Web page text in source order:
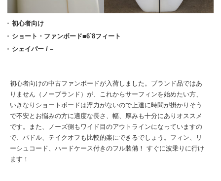
初心者向け
ショート・ファンボード■6`8フィート
シェイパー / –
初心者向けの中古ファンボードが入荷しました。ブランド品ではあ
りません（ノーブランド）が、これからサーフィンを始めたい方、
いきなりショートボードは浮力がないので上達に時間が掛かりそう
で不安とお悩みの方に適度な長さ、幅、厚みも十分にありオススメ
です。また、ノーズ側もワイド目のアウトラインになっていますの
で、パドル、テイクオフも比較的楽にできるでしょう。フィン、リ
ーシュコード、ハードケース付きのフル装備！ すぐに波乗りに行け
ます！